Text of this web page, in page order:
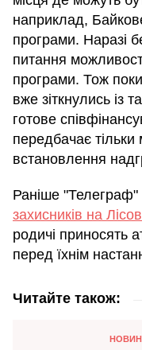
наприклад,
програми. Наразі
питання
програми. Тож
вже зіткнулись із
готове
передбачає тільки
встановлення
Раніше "Телеграф"
захисників на
родичі приносять
перед їхнім
Читайте також: